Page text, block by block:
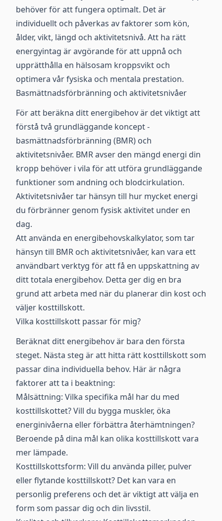
behöver för att fungera optimalt. Det är
individuellt och påverkas av faktorer som kön,
ålder, vikt, längd och aktivitetsnivå. Att ha rätt
energyintag är avgörande för att uppnå och
upprätthålla en hälsosam kroppsvikt och
optimera vår fysiska och mentala prestation.
Basmättnadsförbränning och aktivitetsnivåer
För att beräkna ditt energibehov är det viktigt att
förstå två grundläggande koncept -
basmättnadsförbränning (BMR) och
aktivitetsnivåer. BMR avser den mängd energi din
kropp behöver i vila för att utföra grundläggande
funktioner som andning och blodcirkulation.
Aktivitetsnivåer tar hänsyn till hur mycket energi
du förbränner genom fysisk aktivitet under en
dag.
Att använda en energibehovskalkylator, som tar
hänsyn till BMR och aktivitetsnivåer, kan vara ett
användbart verktyg för att få en uppskattning av
ditt totala energibehov. Detta ger dig en bra
grund att arbeta med när du planerar din kost och
väljer kosttillskott.
Vilka kosttillskott passar för mig?
Beräknat ditt energibehov är bara den första
steget. Nästa steg är att hitta rätt kosttillskott som
passar dina individuella behov. Här är några
faktorer att ta i beaktning:
Målsättning: Vilka specifika mål har du med
kosttillskottet? Vill du bygga muskler, öka
energinivåerna eller förbättra återhämtningen?
Beroende på dina mål kan olika kosttillskott vara
mer lämpade.
Kosttillskottsform: Vill du använda piller, pulver
eller flytande kosttillskott? Det kan vara en
personlig preferens och det är viktigt att välja en
form som passar dig och din livsstil.